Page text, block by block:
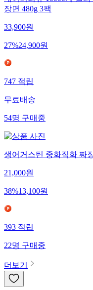
장면 480g 3팩
33,900원
27%24,900원
747적립
무료배송
54명구매중
생어거스틴 중화직화 짜
21,000원
38%13,100원
393적립
22명구매중
더보기